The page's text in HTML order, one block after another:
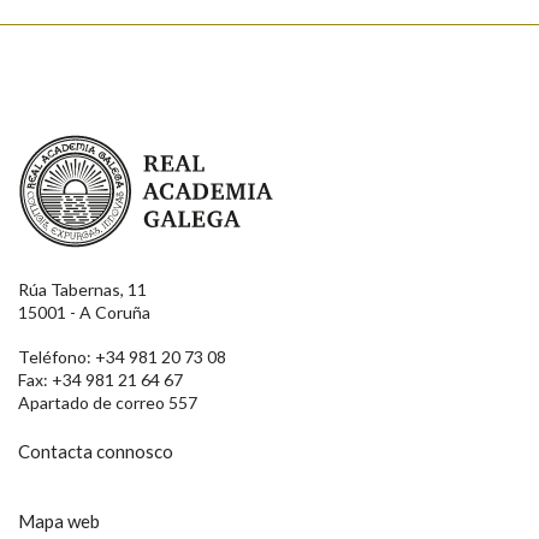
Real Academia Galega
Rúa Tabernas, 11
15001 - A Coruña
Teléfono: +34 981 20 73 08
Fax: +34 981 21 64 67
Apartado de correo 557
Contacta connosco
Mapa web